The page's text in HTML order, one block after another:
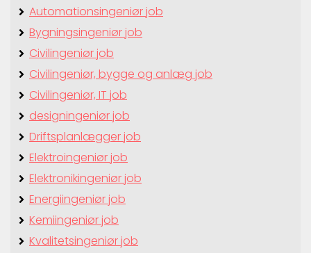
Automationsingeniør job
Bygningsingeniør job
Civilingeniør job
Civilingeniør, bygge og anlæg job
Civilingeniør, IT job
designingeniør job
Driftsplanlægger job
Elektroingeniør job
Elektronikingeniør job
Energiingeniør job
Kemiingeniør job
Kvalitetsingeniør job